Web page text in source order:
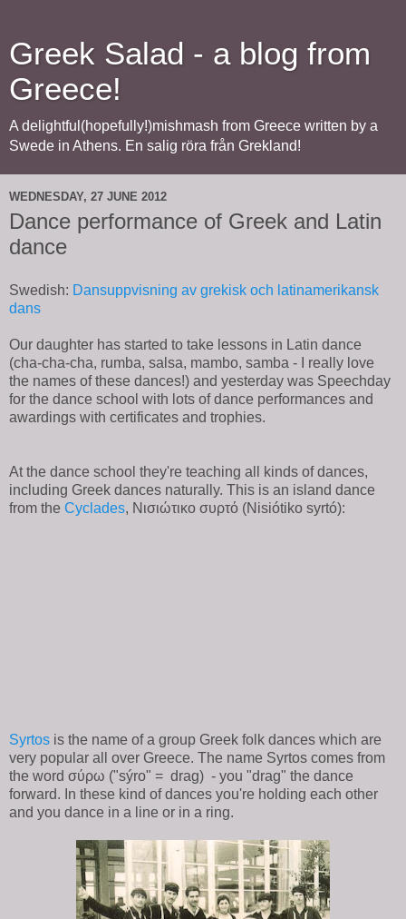
Greek Salad - a blog from
Greece!
A delightful(hopefully!)mishmash from Greece written by a
Swede in Athens. En salig röra från Grekland!
WEDNESDAY, 27 JUNE 2012
Dance performance of Greek and Latin
dance
Swedish: Dansuppvisning av grekisk och latinamerikansk
dans
Our daughter has started to take lessons in Latin dance
(cha-cha-cha, rumba, salsa, mambo, samba - I really love
the names of these dances!) and yesterday was Speechday
for the dance school with lots of dance performances and
awardings with certificates and trophies.
At the dance school they're teaching all kinds of dances,
including Greek dances naturally. This is an island dance
from the Cyclades, Νισιώτικο συρτό (Nisiótiko syrtó):
Syrtos is the name of a group Greek folk dances which are
very popular all over Greece. The name Syrtos comes from
the word σύρω ("sýro" = drag) - you "drag" the dance
forward. In these kind of dances you're holding each other
and you dance in a line or in a ring.